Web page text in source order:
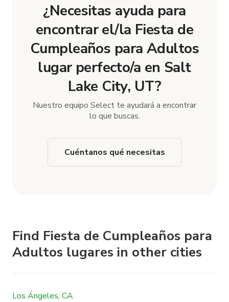
¿Necesitas ayuda para
encontrar el/la Fiesta de
Cumpleaños para Adultos
lugar perfecto/a en Salt
Lake City, UT?
Nuestro equipo Select te ayudará a encontrar
lo que buscas.
Cuéntanos qué necesitas
Find Fiesta de Cumpleaños para
Adultos lugares in other cities
Los Ángeles, CA